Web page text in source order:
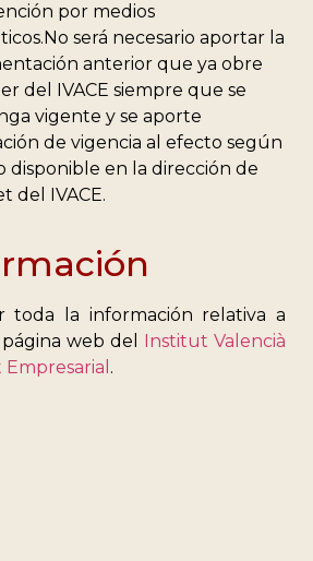
por medios
será necesario aportar la
anterior que ya obre
del IVACE siempre que se
vigente y se aporte
de vigencia al efecto según
disponible en la dirección de
del IVACE.
toda la información relativa a
web del
Institut Valencià
.